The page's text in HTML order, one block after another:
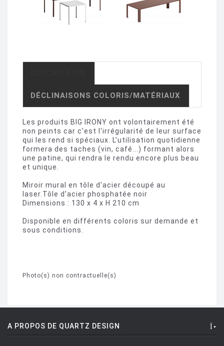
DÉCLINAISONS COLORIS/MATÉRIAUX
Les produits BIG IRONY ont volontairement été
non peints car c'est l'irrégularité de leur surface
qui les rend si spéciaux. L'utilisation quotidienne
formera des taches (vin, café...) formant alors
une patine, qui rendra le rendu encore plus beau
et unique.
Miroir mural en tôle d'acier découpé au
laser.Tôle d’acier phosphatée noir
Dimensions : 130 x 4 x H 210 cm
Disponible en différents coloris sur demande et
sous conditions.
Photo(s) non contractuelle(s)
A PROPOS DE QUARTZ DESIGN